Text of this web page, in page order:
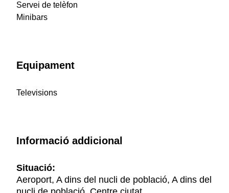
Servei de telèfon
Minibars
Equipament
Televisions
Informació addicional
Situació:
Aeroport, A dins del nucli de població, A dins del